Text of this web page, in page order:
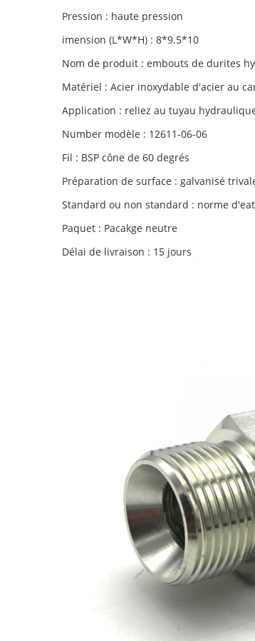
Pression : haute pression
imension (L*W*H) : 8*9.5*10
Nom de produit : embouts de durites
Matériel : Acier inoxydable d'acier au
Application : reliez au tuyau
Number modèle : 12611-06-06
Fil : BSP cône de 60 degrés
Préparation de surface : galvanisé
Standard ou non standard : norme
Paquet : Pacakge neutre
Délai de livraison : 15 jours